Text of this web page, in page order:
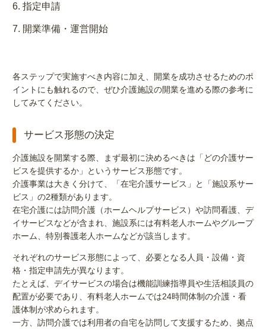
指定申請
開業準備・運営開始
各ステップで実施すべき内容に加え、開業を成功させるためのポ
イントにも触れるので、ぜひ介護施設の開業を進める際の参考に
してみてください。
サービス形態の決定
介護施設を開業する際、まず最初に決めるべきは「どの介護サー
ビスを提供するか」というサービス形態です。
介護事業は大きく分けて、「在宅介護サービス」と「施設系サー
ビス」の2種類があります。
在宅介護には訪問介護（ホームヘルプサービス）や訪問看護、デ
イサービスなどが含まれ、施設系には有料老人ホームやグループ
ホーム、特別養護老人ホームなどが該当します。
それぞれのサービス形態によって、必要となる人員・設備・資
格・指定申請先が異なります。
たとえば、デイサービスの場合は機能訓練指導員や生活相談員の
配置が必要であり、有料老人ホームでは24時間体制の介護・看
護体制が求められます。
一方、訪問介護では利用者の自宅を訪問して支援するため、拠点